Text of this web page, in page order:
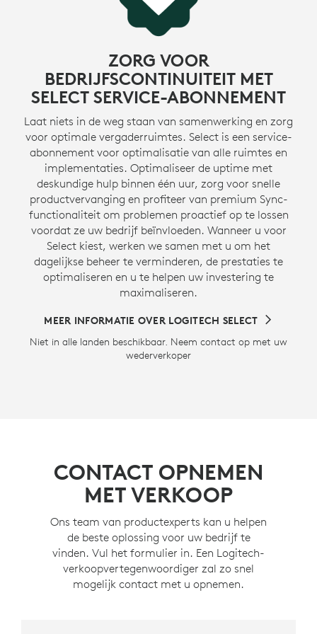
MEER OVER GERECYCLED PLASTIC
ZORG VOOR
BEDRIJFSCONTINUITEIT MET
SELECT SERVICE-ABONNEMENT
Laat niets in de weg staan van samenwerking en zorg
voor optimale vergaderruimtes. Select is een service-
abonnement voor optimalisatie van alle ruimtes en
implementaties. Optimaliseer de uptime met
deskundige hulp binnen één uur, zorg voor snelle
productvervanging en profiteer van premium Sync-
functionaliteit om problemen proactief op te lossen
voordat ze uw bedrijf beïnvloeden. Wanneer u voor
Select kiest, werken we samen met u om het
dagelijkse beheer te verminderen, de prestaties te
optimaliseren en u te helpen uw investering te
maximaliseren.
MEER INFORMATIE OVER LOGITECH SELECT
Niet in alle landen beschikbaar. Neem contact op met uw
wederverkoper
CONTACT OPNEMEN
MET VERKOOP
Ons team van productexperts kan u helpen
de beste oplossing voor uw bedrijf te
vinden. Vul het formulier in. Een Logitech-
verkoopvertegenwoordiger zal zo snel
mogelijk contact met u opnemen.